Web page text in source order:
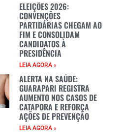
ELEIÇÕES 2026:
CONVENÇÕES
PARTIDÁRIAS CHEGAM AO
FIM E CONSOLIDAM
CANDIDATOS À
PRESIDÊNCIA
LEIA AGORA »
ALERTA NA SAÚDE:
GUARAPARI REGISTRA
AUMENTO NOS CASOS DE
CATAPORA E REFORÇA
AÇÕES DE PREVENÇÃO
LEIA AGORA »